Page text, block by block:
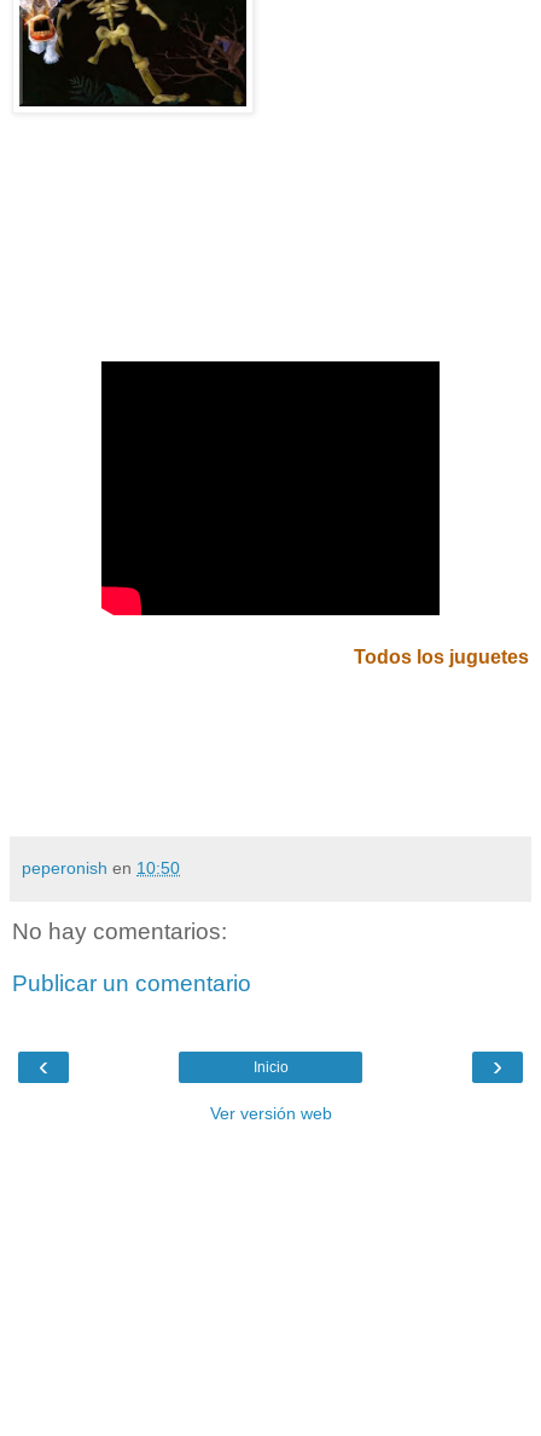
Todos los juguetes
peperonish en 10:50
No hay comentarios:
Publicar un comentario
‹ ›
Inicio
Ver versión web